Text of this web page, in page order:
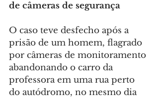
de câmeras de segurança
O caso teve desfecho após a
prisão de um homem, flagrado
por câmeras de monitoramento
abandonando o carro da
professora em uma rua perto
do autódromo, no mesmo dia